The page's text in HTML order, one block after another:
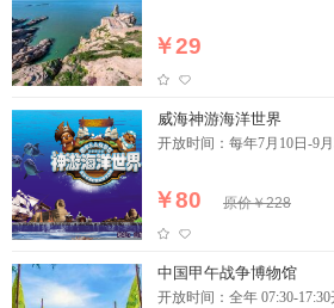
￥29
威海神游海洋世界
开放时间：每年7月10日-9
￥80 原价￥228
中国甲午战争博物馆
开放时间：全年 07:30-